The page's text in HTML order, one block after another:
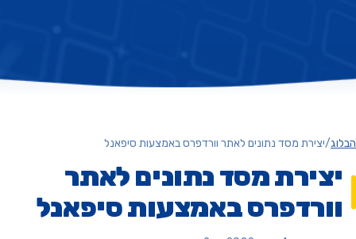
/יצירת מסד נתונים לאתר וורדפרס באמצעות סיפאנל
מסד נתונים לאתר
באמצעות סיפאנל